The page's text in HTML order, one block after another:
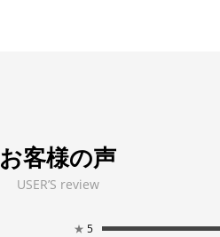
お客様の声
USER’S review
★ 5